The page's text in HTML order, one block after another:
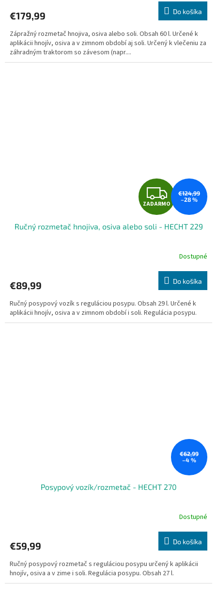
R
M
O
€179,99 Do košíka
Zápražný rozmetač hnojiva, osiva alebo soli. Obsah 60 l. Určené k
aplikácii hnojív, osiva a v zimnom období aj soli. Určený k vlečeniu za
záhradným traktorom so závesom (napr....
Z
A
D
A
R
M
O
ZADARMO
€124,99
–28 %
Ručný rozmetač hnojiva, osiva alebo soli - HECHT 229
Dostupné
€89,99 Do košíka
Ručný posypový vozík s reguláciou posypu. Obsah 29 l. Určené k
aplikácii hnojív, osiva a v zimnom období i soli. Regulácia posypu.
€62,99
–4 %
Posypový vozík/rozmetač - HECHT 270
Dostupné
€59,99 Do košíka
Ručný posypový rozmetač s reguláciou posypu určený k aplikácii
hnojív, osiva a v zime i soli. Regulácia posypu. Obsah 27 l.